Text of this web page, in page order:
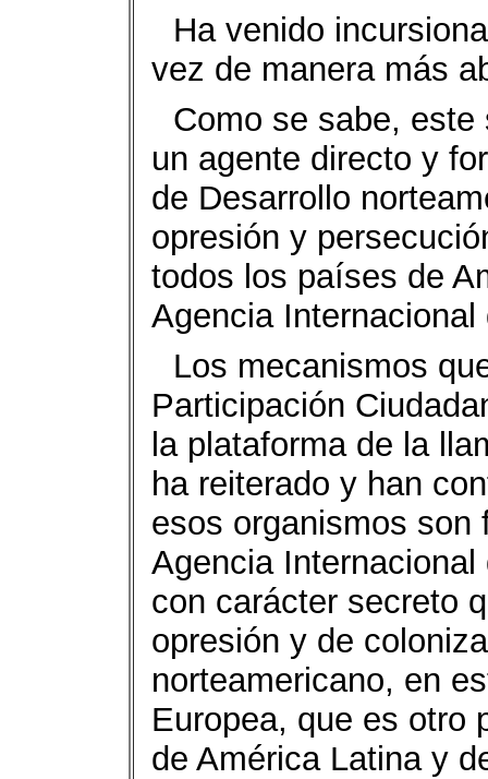
Ha venido
vez de manera más
Como se sabe, este
un agente directo y
de Desarrollo
opresión y
todos los países de
Agencia
Los mecanismos
Participación
la plataforma de la
ha reiterado y han
esos organismos son
Agencia
con carácter secreto
opresión y de
norteamericano, en
Europea, que es otro
de América Latina y